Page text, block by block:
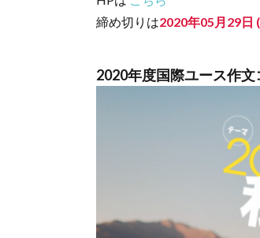
締め切りは2020年05月29日
2020年度国際ユース作文